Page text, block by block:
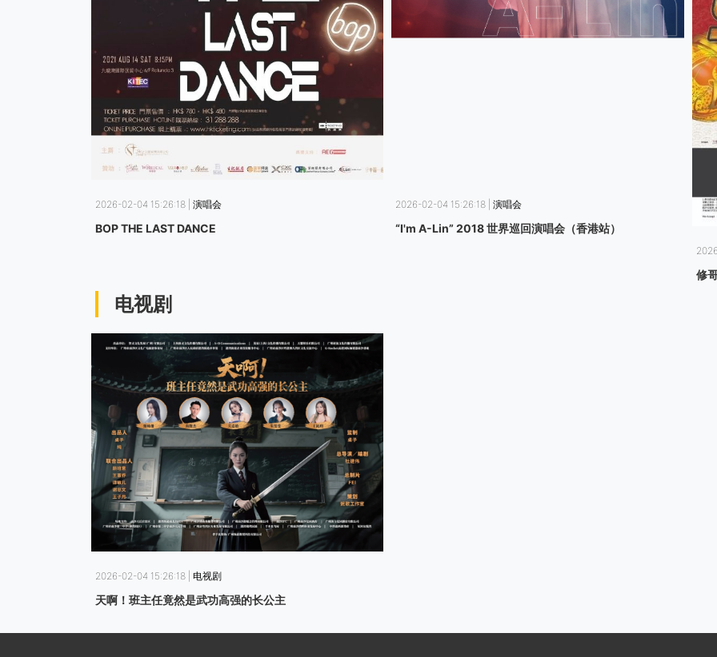
2026-02-04 15:26:18 | 演唱会
BOP THE LAST DANCE
2026-02-04 15:26:18 | 演唱会
“I'm A-Lin” 2018 世界巡回演唱会（香港站）
修
电视剧
2026-02-04 15:26:18 | 电视剧
天啊！班主任竟然是武功高强的长公主